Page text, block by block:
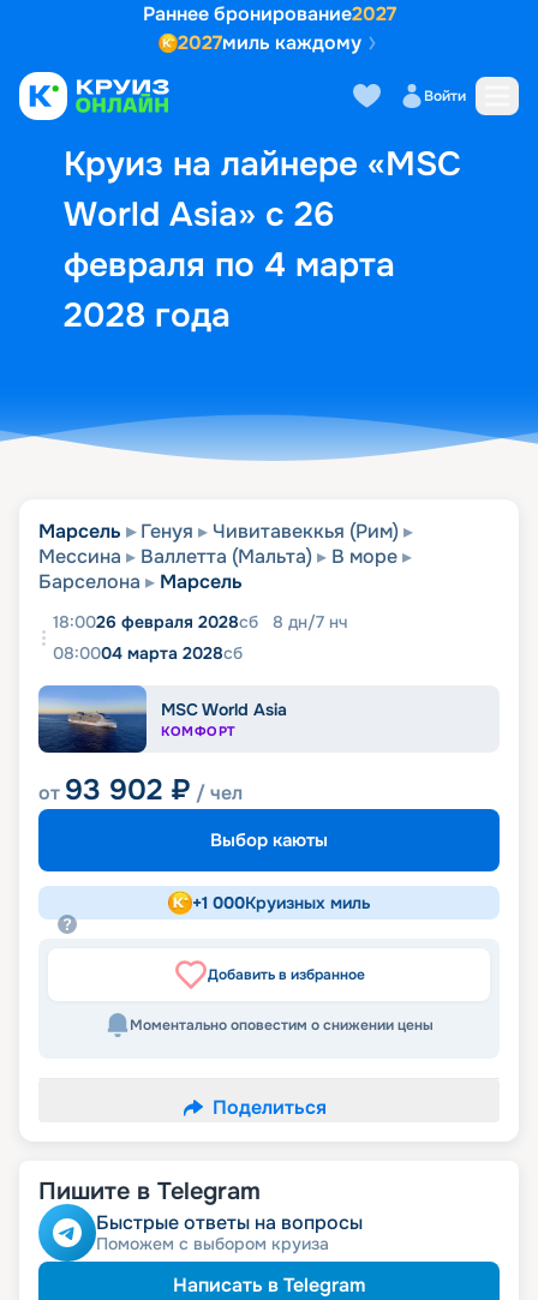
Раннее бронирование2027
2027миль каждому
Войти
Круиз на лайнере «MSC
World Asia» с 26
февраля по 4 марта
2028 года
Выбор кают Маршрут и
Марсель Генуя
Чивитавеккья (Рим)
Мессина
Валлетта (Мальта)
В море
Барселона
Марсель
18:0026 февраля 2028сб 8 дн/7 нч
08:0004 марта 2028сб
MSC World Asia
КОМФОРТ
от 93 902 ₽ / чел
Выбор каюты
+1 000Круизных миль
Добавить в избранное
Моментально оповестим о снижении цены
Поделиться
Пишите в Telegram
Быстрые ответы на вопросы
Поможем с выбором круиза
Написать в Telegram